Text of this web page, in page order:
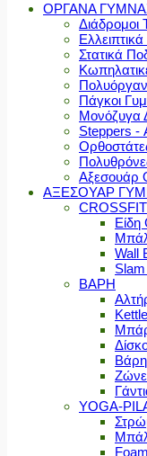
ΟΡΓΑΝΑ
Διάδρομοι
Στατικά
Πάγκοι
Μονόζυγα
Steppers -
Αξεσουάρ
ΑΞΕΣΟΥΑΡ
CROSSFIT
Είδη
Wall
ΒΑΡΗ
YOGA-